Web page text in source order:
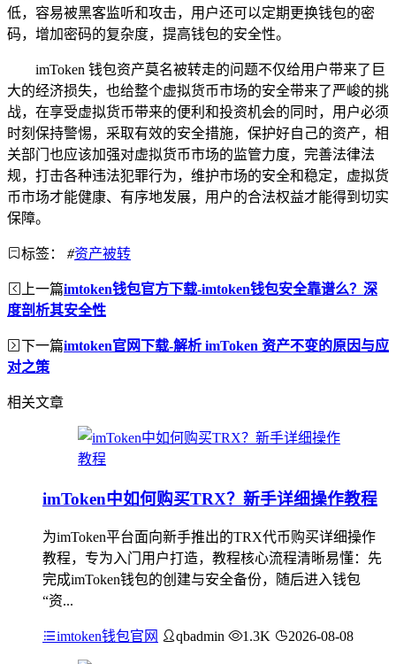
低，容易被黑客监听和攻击，用户还可以定期更换钱包的密
码，增加密码的复杂度，提高钱包的安全性。
imToken 钱包资产莫名被转走的问题不仅给用户带来了巨
大的经济损失，也给整个虚拟货币市场的安全带来了严峻的挑
战，在享受虚拟货币带来的便利和投资机会的同时，用户必须
时刻保持警惕，采取有效的安全措施，保护好自己的资产，相
关部门也应该加强对虚拟货币市场的监管力度，完善法律法
规，打击各种违法犯罪行为，维护市场的安全和稳定，虚拟货
币市场才能健康、有序地发展，用户的合法权益才能得到切实
保障。
标签： #资产被转
上一篇imtoken钱包官方下载-imtoken钱包安全靠谱么？深
度剖析其安全性
下一篇imtoken官网下载-解析 imToken 资产不变的原因与应
对之策
相关文章
imToken中如何购买TRX？新手详细操作教程
为imToken平台面向新手推出的TRX代币购买详细操作
教程，专为入门用户打造，教程核心流程清晰易懂：先
完成imToken钱包的创建与安全备份，随后进入钱包
“资...
imtoken钱包官网 qbadmin 1.3K 2026-08-08